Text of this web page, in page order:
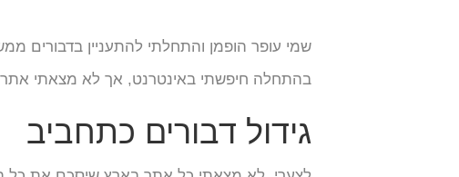
שמי עופר הופמן והתחלתי להתעניין בדבורים
בהתחלה חיפשתי באינטרנט, אך לא מצאתי אתר
גידול דבורים כתחביב